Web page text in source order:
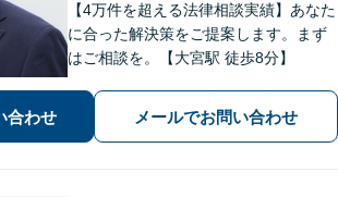
【4万件を超える法律相談実績】あなた
に合った解決策をご提案します。まず
はご相談を。【大宮駅 徒歩8分】
合わせ メールでお問い合わせ